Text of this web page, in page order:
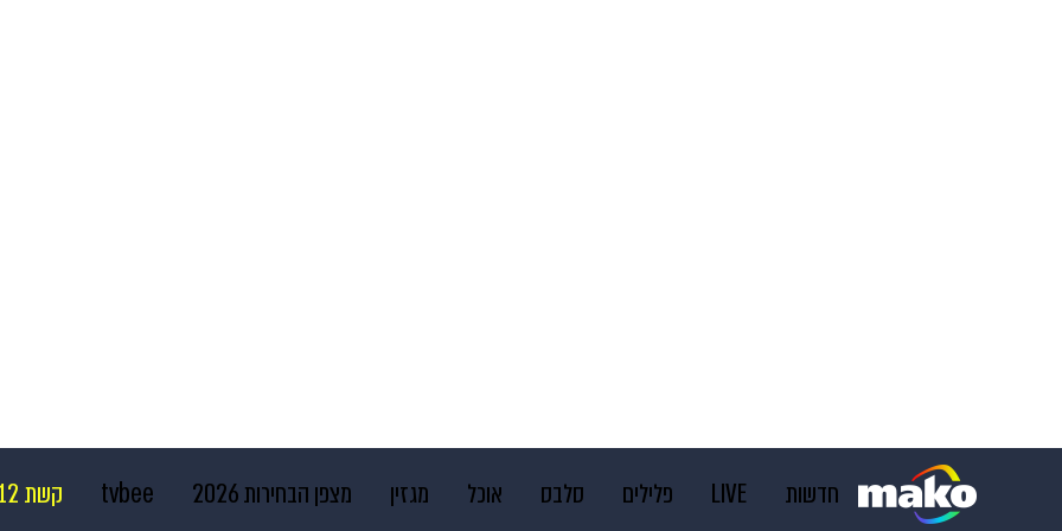
חדשות LIVE פלילים סלבס אוכל מגזין מצפן הבחירות 2026 tvbee קשת 12